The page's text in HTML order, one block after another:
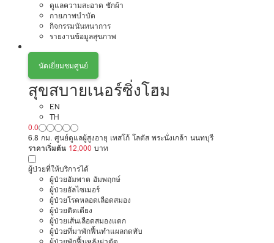
ดูแลความสะอาด ซักผ้า
กายภาพบำบัด
กิจกรรมนันทนาการ
รายงานข้อมูลสุขภาพ
นัดเยี่ยมชมศูนย์
สุขสบายเนอร์ซิ่งโฮม
EN
TH
0.0
6.8 กม. ศูนย์ดูแลผู้สูงอายุ เทสโก้ โลตัส พระนั่งเกล้า นนทบุรี
ราคาเริ่มต้น 12,000 บาท
ผู้ป่วยที่ให้บริการได้
ผู้ป่วยอัมพาต อัมพฤกษ์
ผู้ป่วยอัลไซเมอร์
ผู้ป่วยโรคหลอดเลือดสมอง
ผู้ป่วยติดเตียง
ผู้ป่วยเส้นเลือดสมองแตก
ผู้ป่วยที่มาพักฟื้นทำแผลกดทับ